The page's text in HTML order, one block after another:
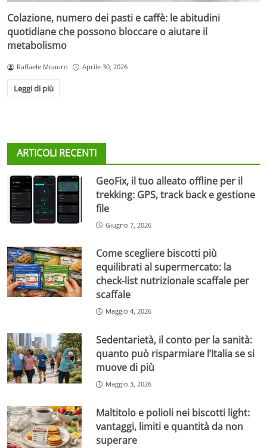
Colazione, numero dei pasti e caffè: le abitudini
quotidiane che possono bloccare o aiutare il
metabolismo
Raffaele Moauro Aprile 30, 2026
Leggi di più
ARTICOLI RECENTI
GeoFix, il tuo alleato offline per il
trekking: GPS, track back e gestione
file
Giugno 7, 2026
Come scegliere biscotti più
equilibrati al supermercato: la
check-list nutrizionale scaffale per
scaffale
Maggio 4, 2026
Sedentarietà, il conto per la sanità:
quanto può risparmiare l’Italia se si
muove di più
Maggio 3, 2026
Maltitolo e polioli nei biscotti light:
vantaggi, limiti e quantità da non
superare